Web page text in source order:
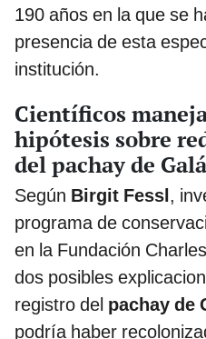
190 años en la que se
presencia de esta
institución.
Científicos
hipótesis sobre
del pachay de
Según Birgit Fessl,
programa de
en la Fundación
dos posibles
registro del pachay de
podría haber